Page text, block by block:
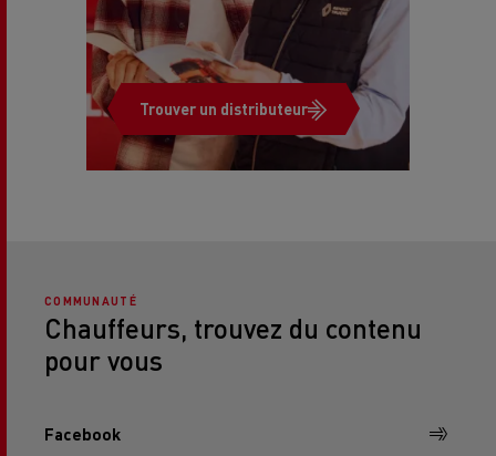
Trouver un distributeur
COMMUNAUTÉ
Chauffeurs, trouvez du contenu
pour vous
Facebook